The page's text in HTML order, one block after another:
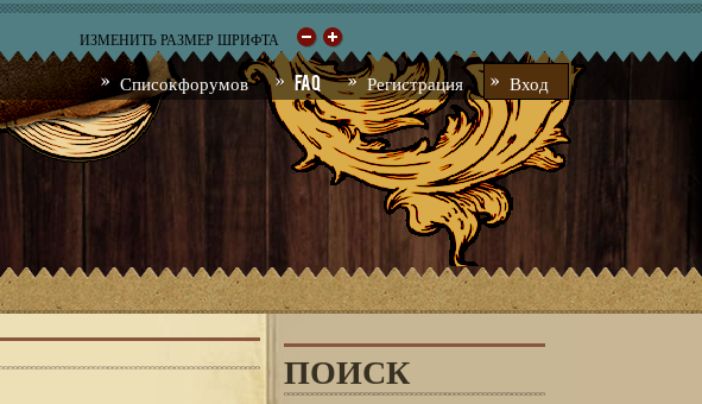
ИЗМЕНИТЬ РАЗМЕР ШРИФТА
Список форумов FAQ Регистрация Вход
ПОИСК